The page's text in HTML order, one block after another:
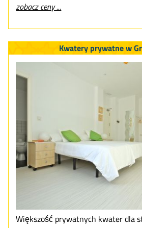
zobacz ceny ...
Kwatery prywatne w
Większość prywatnych kwater dla